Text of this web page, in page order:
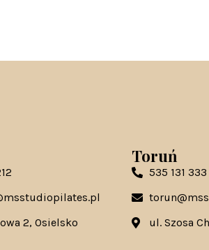
2, Osielsko
Toruń
535 131 333
ul. Szosa